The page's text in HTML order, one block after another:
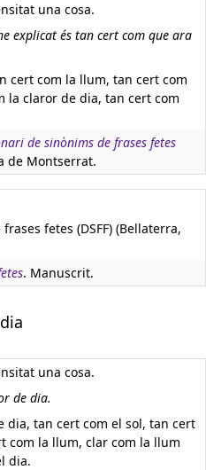
una cosa.
explicat és tan cert com que ara
cert com la llum, tan cert com
la claror de dia, tan cert com
de sinònims de frases fetes
de Montserrat.
fetes (DSFF) (Bellaterra,
. Manuscrit.
una cosa.
de dia.
dia, tan cert com el sol, tan cert
com la llum, clar com la llum
dia.